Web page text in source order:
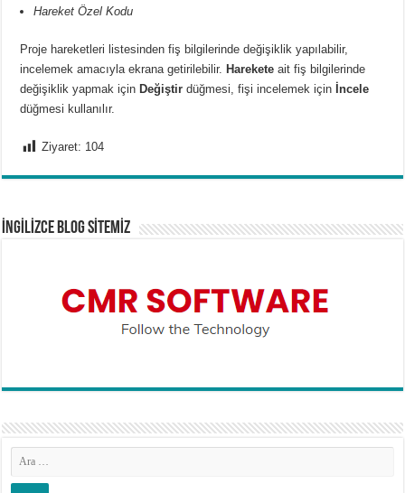
Hareket Özel Kodu
Proje hareketleri listesinden fiş bilgilerinde değişiklik yapılabilir,
incelemek amacıyla ekrana getirilebilir. Harekete ait fiş bilgilerinde
değişiklik yapmak için Değiştir düğmesi, fişi incelemek için İncele
düğmesi kullanılır.
Ziyaret: 104
İNGİLİZCE BLOG SİTEMİZ